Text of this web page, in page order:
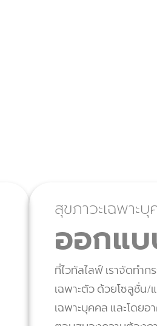
สุขภาวะเฉพาะ
ออกแ
ที่ไวทัลไลฟ์ เราจัดทำ
เฉพาะตัว ด้วยโซลูชั่น/
เฉพาะบุคคล และโดยอ